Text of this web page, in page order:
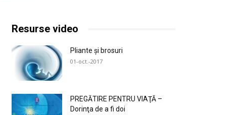
Resurse video
Pliante și brosuri
01-oct.-2017
PREGĂTIRE PENTRU VIAŢĂ –
Dorinţa de a fi doi